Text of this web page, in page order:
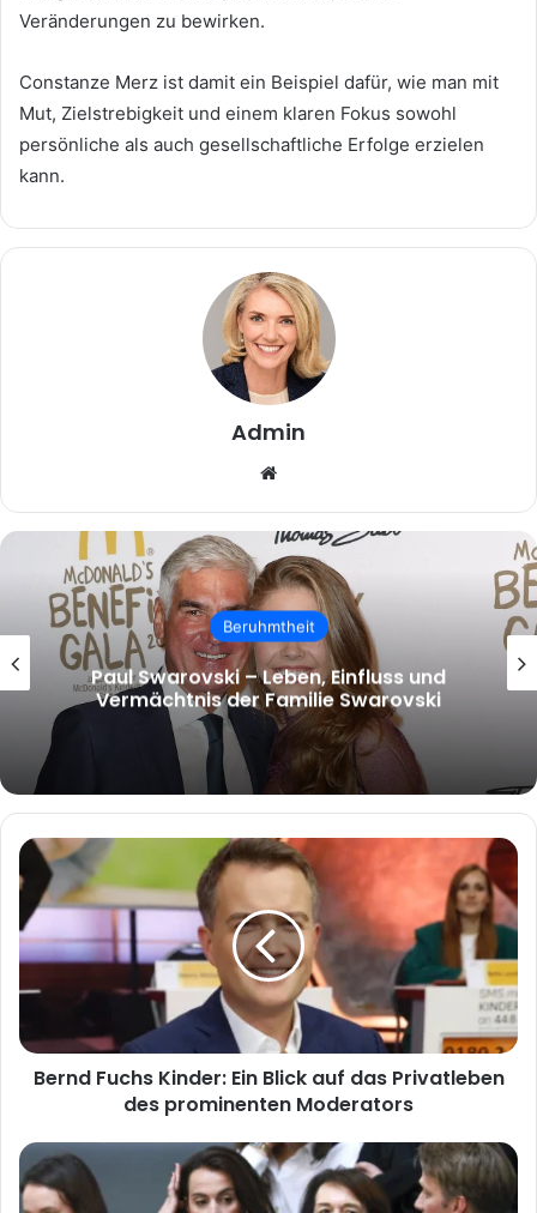
Veränderungen zu bewirken.
Constanze Merz ist damit ein Beispiel dafür, wie man mit
Mut, Zielstrebigkeit und einem klaren Fokus sowohl
persönliche als auch gesellschaftliche Erfolge erzielen
kann.
Admin
Beruhmtheit
malcolm.mcrae – Wer ist Malcolm
McRae und warum wächst das Interesse
an ihm?
Bernd
Fuchs
Kinder:
Ein
Blick
das
des
prominenten
Bernd Fuchs Kinder: Ein Blick auf das Privatleben
des prominenten Moderators
Carola
Clüsener:
Ein